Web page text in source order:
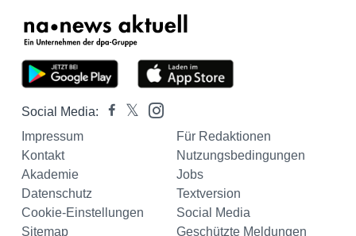
Social Media:
Impressum
Für Redaktionen
Kontakt
Nutzungsbedingungen
Akademie
Jobs
Datenschutz
Textversion
Cookie-Einstellungen
Social Media
Sitemap
Geschützte Meldungen